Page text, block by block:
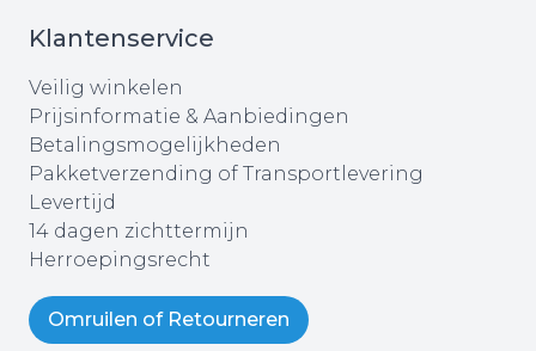
Klantenservice
Veilig winkelen
Prijsinformatie & Aanbiedingen
Betalingsmogelijkheden
Pakketverzending of Transportlevering
Levertijd
14 dagen zichttermijn
Herroepingsrecht
Omruilen of Retourneren